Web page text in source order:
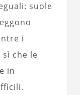
suole
i
che le
in